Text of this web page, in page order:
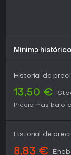
Mínimo histórico
Historial de
13,50 €
Precio más bajo
Historial de
8,83 €